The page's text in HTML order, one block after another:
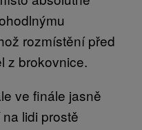
rozmístění před
z brokovnice.
ve finále jasně
lidi prostě